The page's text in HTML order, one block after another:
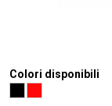
Colori disponibili